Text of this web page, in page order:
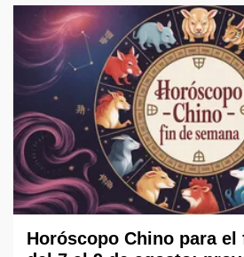
Horóscopo Chino para el